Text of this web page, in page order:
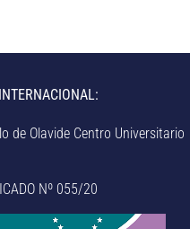
de Olavide Centro Universitario
Nº 055/20